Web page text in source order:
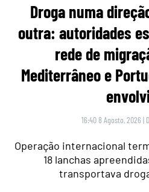
Droga numa
outra: autoridades
rede de
Mediterrâneo e
16:40 8 Agosto, 2026 |
Operação internacional
18 lanchas
transportava